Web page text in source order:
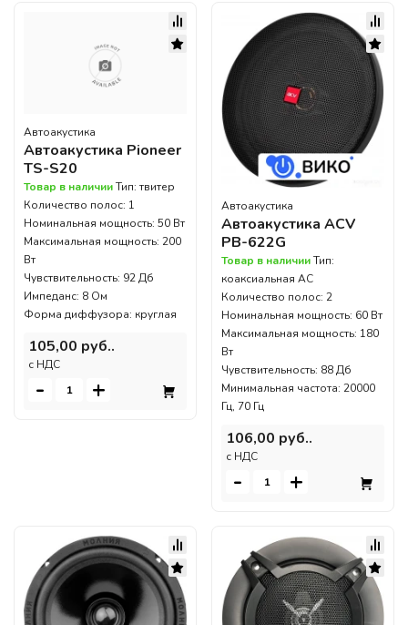
Автоакустика
Автоакустика Pioneer
TS-S20
Товар в наличииТип: твитер
Количество полос: 1
Номинальная мощность: 50 Вт
Максимальная мощность: 200
Вт
Чувствительность: 92 Дб
Импеданс: 8 Ом
Форма диффузора: круглая
105,00 руб..
c НДС
- +
Автоакустика
Автоакустика ACV
PB-622G
Товар в наличииТип:
коаксиальная АС
Количество полос: 2
Номинальная мощность: 60 Вт
Максимальная мощность: 180
Вт
Чувствительность: 88 Дб
Минимальная частота: 20000
Гц, 70 Гц
106,00 руб..
c НДС
- +